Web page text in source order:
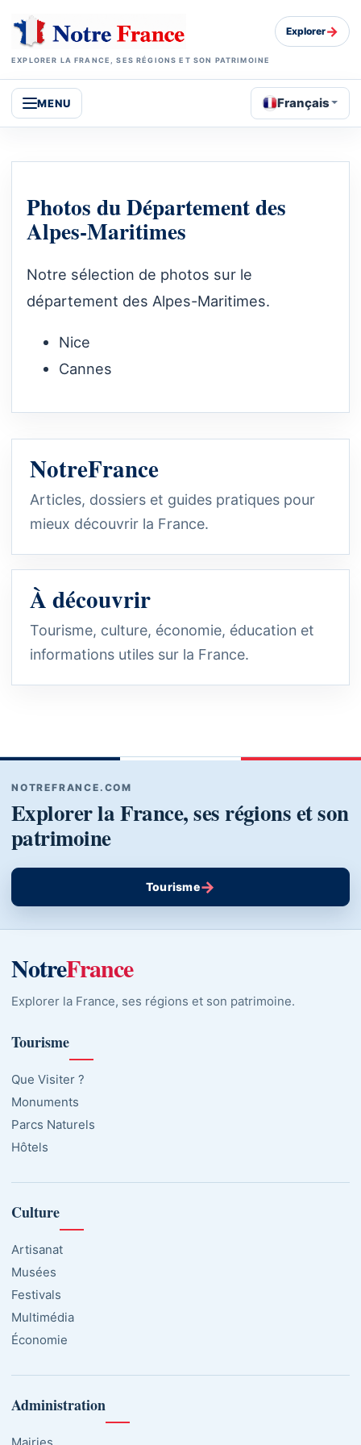
EXPLORER LA FRANCE, SES RÉGIONS ET SON PATRIMOINE
Explorer→
MENU Français
Photos du Département des
Alpes-Maritimes
Notre sélection de photos sur le
département des Alpes-Maritimes.
Nice
Cannes
NotreFrance
Articles, dossiers et guides pratiques pour
mieux découvrir la France.
À découvrir
Tourisme, culture, économie, éducation et
informations utiles sur la France.
NOTREFRANCE.COM
Explorer la France, ses régions et son
patrimoine
Tourisme→
NotreFrance
Explorer la France, ses régions et son patrimoine.
Tourisme
Que Visiter ?
Monuments
Parcs Naturels
Hôtels
Culture
Artisanat
Musées
Festivals
Multimédia
Économie
Administration
Mairies